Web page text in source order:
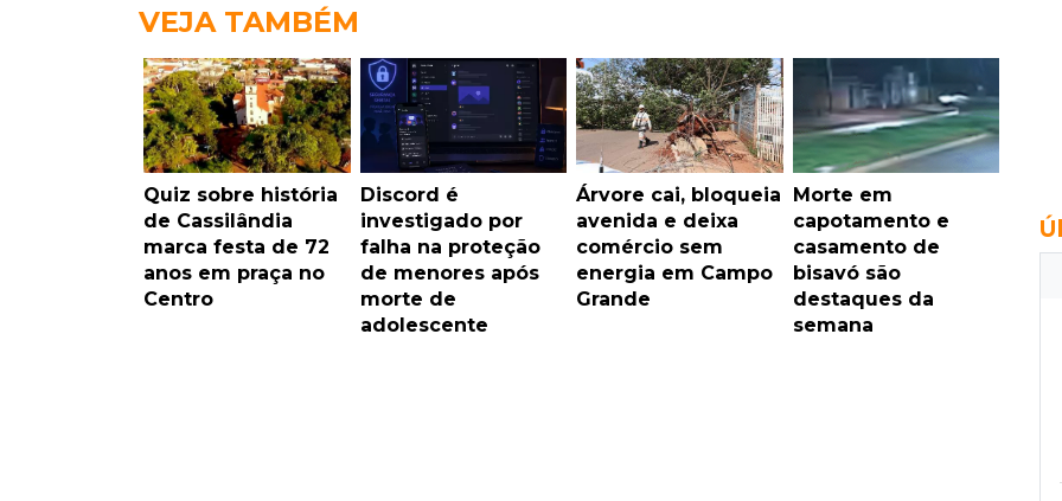
VEJA TAMBÉM
Quiz sobre história
de Cassilândia
marca festa de 72
anos em praça no
Centro
Discord é
investigado por
falha na proteção
de menores após
morte de
adolescente
Árvore cai, bloqueia
avenida e deixa
comércio sem
energia em Campo
Grande
Morte em
capotamento e
casamento de
bisavó são
destaques da
semana